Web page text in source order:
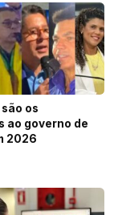
os
ao governo de
2026